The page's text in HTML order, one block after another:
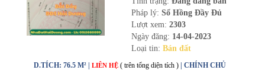
Pháp lý: Sổ Hồng Đầy Đủ
Lượt xem: 2303
Ngày đăng: 14-04-2023
Loại tin: Bán đất
D.TÍCH: 76.5 M² | LIÊN HỆ ( trên tổng diện tích ) | CHÍNH CHỦ